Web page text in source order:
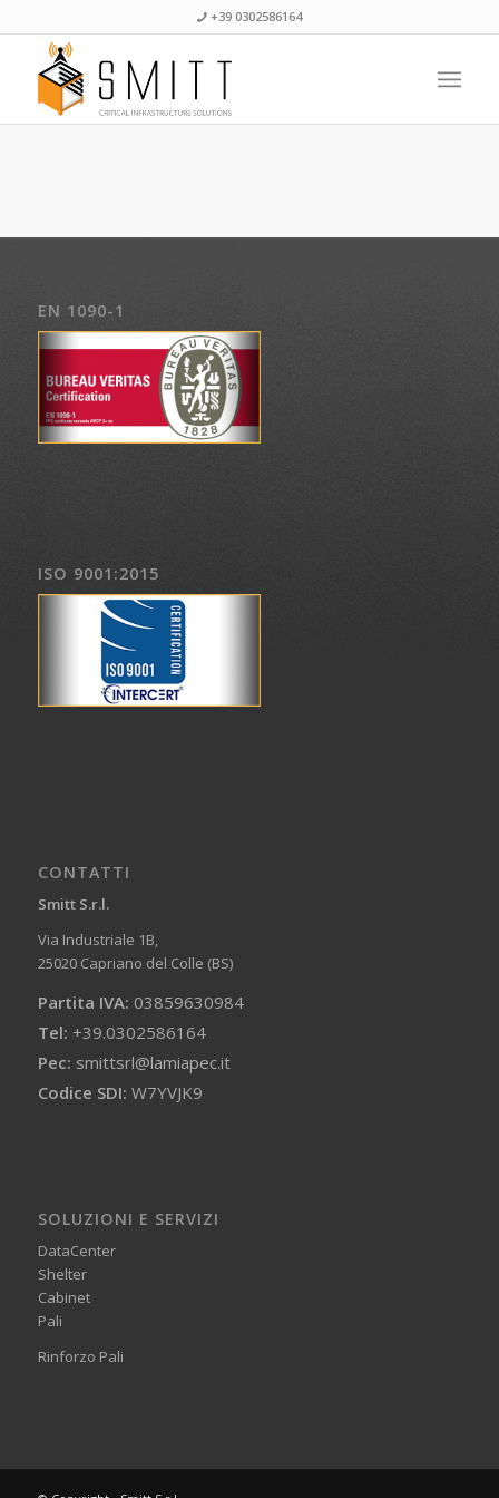
+39 0302586164
EN 1090-1
ISO 9001:2015
CONTATTI
Smitt S.r.l.
Via Industriale 1B,
25020 Capriano del Colle (BS)
Partita IVA: 03859630984
Tel: +39.0302586164
Pec: smittsrl@lamiapec.it
Codice SDI: W7YVJK9
SOLUZIONI E SERVIZI
DataCenter
Shelter
Cabinet
Pali
Rinforzo Pali